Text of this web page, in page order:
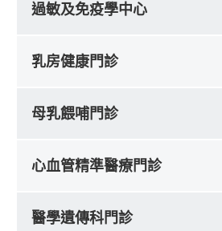
過敏及免疫學中心
乳房健康門診
母乳餵哺門診
心血管精準醫療門診
醫學遺傳科門診